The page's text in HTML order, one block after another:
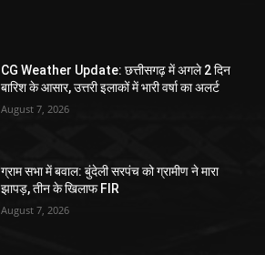
CG Weather Update: छत्तीसगढ़ में अगले 2 दिन
बारिश के आसार, उत्तरी इलाकों में भारी वर्षा का अलर्ट
August 7, 2026
ग्राम सभा में बवाल: बुंदेली सरपंच को ग्रामीण ने मारा
झापड़, तीन के खिलाफ FIR
August 7, 2026